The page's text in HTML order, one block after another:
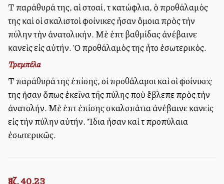
Τὰ παράθυρά της, αἱ στοαί, τὰ κατώφλια, ὁ προθάλαμός
της καὶ οἱ σκαλιστοὶ φοίνικες ἦσαν ὅμοια πρὸς τὴν
πύλην τὴν ἀνατολικήν. Μὲ ἑπτὰ βαθμίδας ἀνέβαινε
κανεὶς εἰς αὐτήν. Ὁ προθάλαμός της ἦτο ἐσωτερικός.
Τρεμπέλα
Τὰ παράθυρά της ἐπίσης, οἱ προθάλαμοι καὶ οἱ φοίνικες
της ἦσαν ὅπως ἐκεῖνα τῆς πύλης ποὺ ἔβλεπε πρὸς τὴν
ἀνατολήν. Μὲ ἑπτὰ ἐπίσης σκαλοπάτια ἀνέβαινε κανεὶς
εἰς τὴν πύλην αὐτήν. Ἴδια ἦσαν καὶ τὰ προπύλαια
ἐσωτερικῶς.
Ἰεζ. 40,23